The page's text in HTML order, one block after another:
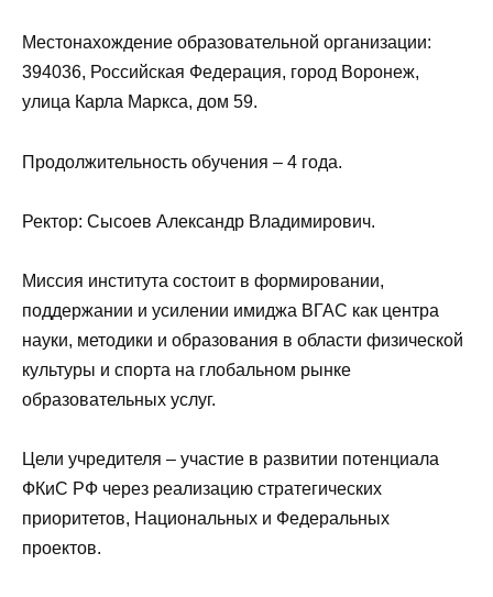
Местонахождение образовательной организации:
394036, Российская Федерация, город Воронеж,
улица Карла Маркса, дом 59.
Продолжительность обучения – 4 года.
Ректор: Сысоев Александр Владимирович.
Миссия института состоит в формировании,
поддержании и усилении имиджа ВГАС как центра
науки, методики и образования в области физической
культуры и спорта на глобальном рынке
образовательных услуг.
Цели учредителя – участие в развитии потенциала
ФКиС РФ через реализацию стратегических
приоритетов, Национальных и Федеральных
проектов.